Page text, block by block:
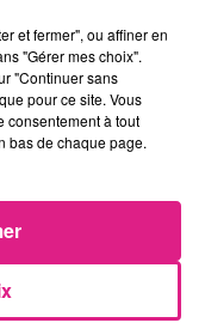
mêlant
athlètes et
le Duo Fire,
allemande de
partie, les
et fermer", ou affiner en
"Gérer mes choix".
"Continuer sans
pour ce site. Vous
consentement à tout
bas de chaque page.